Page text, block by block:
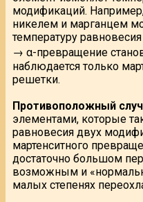
модификаций.
никелем и марганцем
температуру
→ α-превращение
наблюдается только
решетки.
Противоположный
элементами, которые
равновесия двух
мартенситного
достаточно большом
возможным и
малых степенях